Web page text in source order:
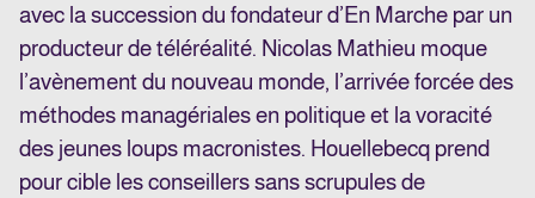
avec la succession du fondateur d’En Marche par un
producteur de téléréalité. Nicolas Mathieu moque
l’avènement du nouveau monde, l’arrivée forcée des
méthodes managériales en politique et la voracité
des jeunes loups macronistes. Houellebecq prend
pour cible les conseillers sans scrupules de